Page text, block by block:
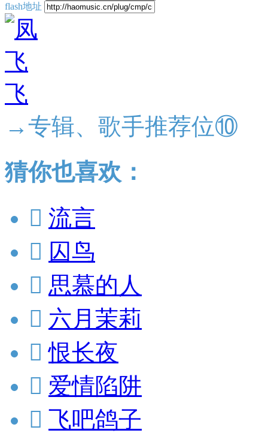
flash地址
→专辑、歌手推荐位⑩
猜你也喜欢：
 流言
 囚鸟
 思慕的人
 六月茉莉
 恨长夜
 爱情陷阱
 飞吧鸽子